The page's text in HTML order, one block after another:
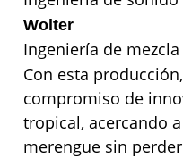
Wolter
Ingeniería de
Con esta
compromiso de
tropical, acercando
merengue sin